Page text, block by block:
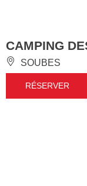
CAMPING
SOUBES
RÉSERVER